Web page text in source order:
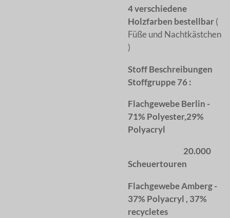
4 verschiedene
Holzfarben bestellbar(
Füße und Nachtkästchen
)
Stoff Beschreibungen
Stoffgruppe 76 :
Flachgewebe Berlin -
71% Polyester,29%
Polyacryl
20.000
Scheuertouren
Flachgewebe Amberg -
37% Polyacryl , 37%
recycletes